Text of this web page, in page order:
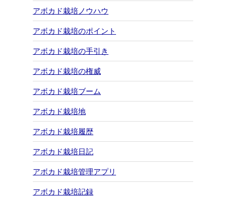
アボカド栽培ノウハウ
アボカド栽培のポイント
アボカド栽培の手引き
アボカド栽培の権威
アボカド栽培ブーム
アボカド栽培地
アボカド栽培履歴
アボカド栽培日記
アボカド栽培管理アプリ
アボカド栽培記録